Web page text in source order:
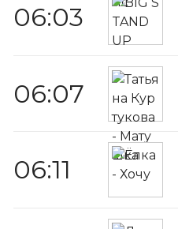
06:03
06:07
06:11